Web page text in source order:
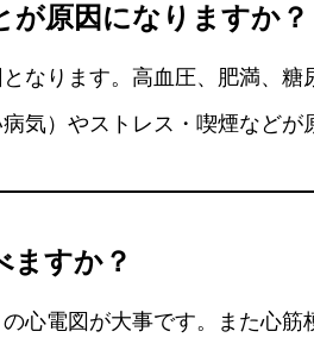
が原因になりますか？
なります。高血圧、肥満、糖
気）やストレス・喫煙などが
ますか？
心電図が大事です。また心